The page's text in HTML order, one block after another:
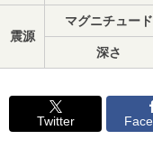
震源
マグニチュード
深さ
Twitter